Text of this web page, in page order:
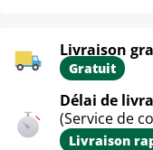
Livraison
Gratuit
Délai de
(Service de
Livraison